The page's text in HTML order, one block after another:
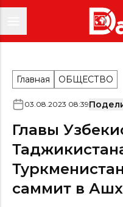
Главная ОБЩЕСТВО
03.08.2023 08:39
Главы
саммит в